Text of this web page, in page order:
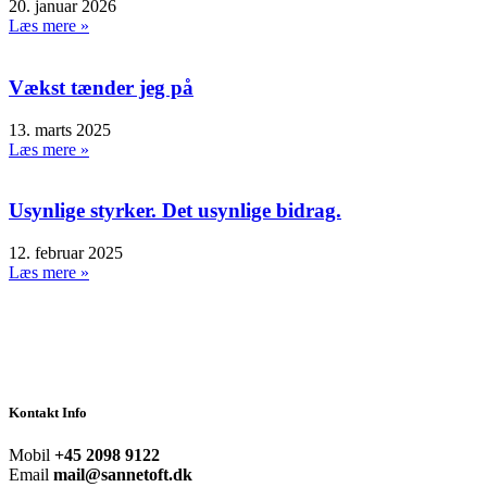
20. januar 2026
Læs mere »
Vækst tænder jeg på
13. marts 2025
Læs mere »
Usynlige styrker. Det usynlige bidrag.
12. februar 2025
Læs mere »
Kontakt Info
Mobil +45 2098 9122
Email mail@sannetoft.dk